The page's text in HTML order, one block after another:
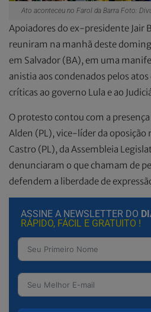
Ato aconteceu no Farol da Barra Foto:
Apoiadores do ex-presidente Jair
reuniram na manhã deste
em Salvador (BA), em uma
anistia aos condenados pelos atos
críticas ao governo Lula e ao
O protesto contou com a
Alden (PL), vice-líder da oposição
Castro (PL), da Assembleia
denunciaram o que chamam de
defendem a liberdade de
ASSINE A NEWSLETTER DO
RÁPIDO, FÁCIL E GRATUITO !